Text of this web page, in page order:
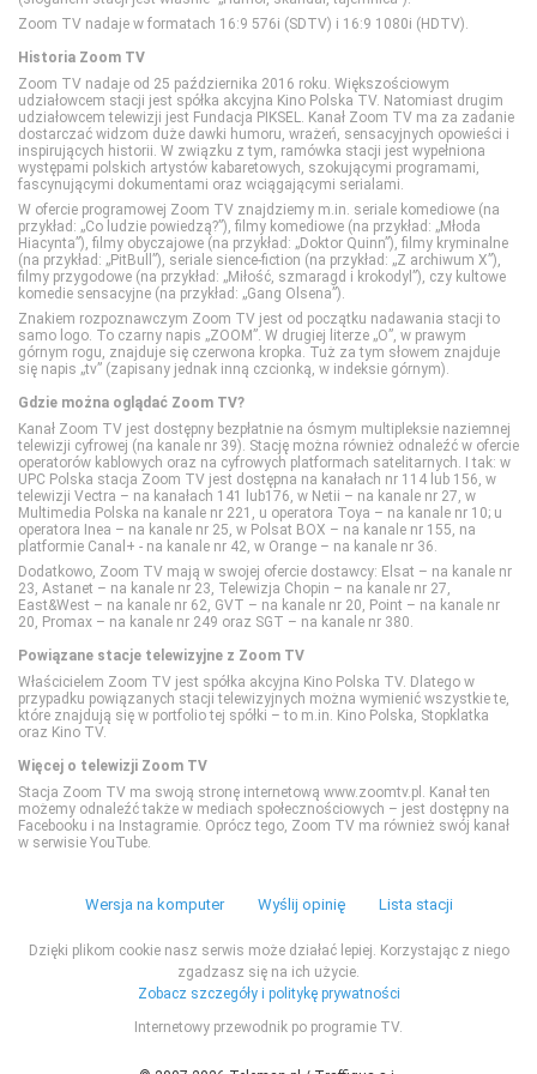
CANAL+ 1
CANAL+ 360
CANAL+ 4K Ultra HD
CANAL+ Film
CANAL+ Premium
CANAL+ Seriale
Cinemax
Cinemax 2
Comedy Central
Film Cafe
FILMBOX+ Action
FILMBOX+ Emotion
FILMBOX+ Hits
Eleven Sports 2
Eleven Sports 3
Eleven Sports 4
Eurosport 1
Eurosport 2
Extreme Sports Channel
Polsat Sport 1
Polsat Sport 2
Polsat Sport 3
Polsat Sport Extra 1
Polsat Sport Extra 2
Polsat Sport Extra 4
Polsat Sport Premium 1
Discovery Historia
Discovery Life
Discovery Science
DTX (d. Discovery Turbo Xtra)
Fokus TV
HISTORY
HISTORY 2
ID
Nat Geo People
National Geographic
National Geographic Wild
Polsat Doku
Polsat Viasat History
HGTV
Lifetime
Polsat Cafe
Polsat Games
Polsat Play
Polsat Rodzina
TLC
TTV
TVN Style
TVN Turbo
TVP Kobieta
Disney Junior
Disney XD
MiniMini+
Nickelodeon
Nicktoons
TVP ABC
Zoom TV nadaje w formatach 16:9 576i (SDTV) i 16:9 1080i (HDTV).
Historia Zoom TV
Zoom TV nadaje od 25 października 2016 roku. Większościowym
udziałowcem stacji jest spółka akcyjna Kino Polska TV. Natomiast drugim
udziałowcem telewizji jest Fundacja PIKSEL. Kanał Zoom TV ma za zadanie
dostarczać widzom duże dawki humoru, wrażeń, sensacyjnych opowieści i
inspirujących historii. W związku z tym, ramówka stacji jest wypełniona
występami polskich artystów kabaretowych, szokującymi programami,
fascynującymi dokumentami oraz wciągającymi serialami.
W ofercie programowej Zoom TV znajdziemy m.in. seriale komediowe (na
przykład: „Co ludzie powiedzą?”), filmy komediowe (na przykład: „Młoda
Hiacynta”), filmy obyczajowe (na przykład: „Doktor Quinn”), filmy kryminalne
(na przykład: „PitBull”), seriale sience-fiction (na przykład: „Z archiwum X”),
filmy przygodowe (na przykład: „Miłość, szmaragd i krokodyl”), czy kultowe
komedie sensacyjne (na przykład: „Gang Olsena”).
Znakiem rozpoznawczym Zoom TV jest od początku nadawania stacji to
samo logo. To czarny napis „ZOOM”. W drugiej literze „O”, w prawym
górnym rogu, znajduje się czerwona kropka. Tuż za tym słowem znajduje
się napis „tv” (zapisany jednak inną czcionką, w indeksie górnym).
Gdzie można oglądać Zoom TV?
Kanał Zoom TV jest dostępny bezpłatnie na ósmym multipleksie naziemnej
telewizji cyfrowej (na kanale nr 39). Stację można również odnaleźć w ofercie
operatorów kablowych oraz na cyfrowych platformach satelitarnych. I tak: w
UPC Polska stacja Zoom TV jest dostępna na kanałach nr 114 lub 156, w
telewizji Vectra – na kanałach 141 lub176, w Netii – na kanale nr 27, w
Multimedia Polska na kanale nr 221, u operatora Toya – na kanale nr 10; u
operatora Inea – na kanale nr 25, w Polsat BOX – na kanale nr 155, na
platformie Canal+ - na kanale nr 42, w Orange – na kanale nr 36.
Dodatkowo, Zoom TV mają w swojej ofercie dostawcy: Elsat – na kanale nr
23, Astanet – na kanale nr 23, Telewizja Chopin – na kanale nr 27,
East&West – na kanale nr 62, GVT – na kanale nr 20, Point – na kanale nr
20, Promax – na kanale nr 249 oraz SGT – na kanale nr 380.
Powiązane stacje telewizyjne z Zoom TV
Właścicielem Zoom TV jest spółka akcyjna Kino Polska TV. Dlatego w
przypadku powiązanych stacji telewizyjnych można wymienić wszystkie te,
które znajdują się w portfolio tej spółki – to m.in. Kino Polska, Stopklatka
oraz Kino TV.
Więcej o telewizji Zoom TV
Stacja Zoom TV ma swoją stronę internetową www.zoomtv.pl. Kanał ten
możemy odnaleźć także w mediach społecznościowych – jest dostępny na
Facebooku i na Instagramie. Oprócz tego, Zoom TV ma również swój kanał
w serwisie YouTube.
Wersja na komputer Wyślij opinię Lista stacji
Dzięki plikom cookie nasz serwis może działać lepiej. Korzystając z niego
zgadzasz się na ich użycie.
Zobacz szczegóły i politykę prywatności
Internetowy przewodnik po programie TV.